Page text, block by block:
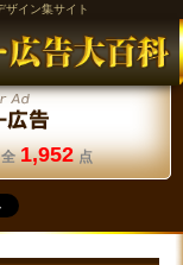
ザイン集サイト
全 1,952 点